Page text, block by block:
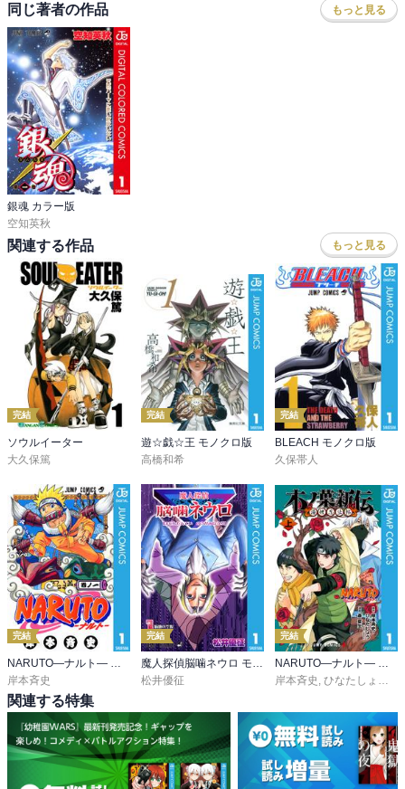
同じ著者の作品 もっと見る
銀魂 カラー版
空知英秋
関連する作品 もっと見る
完結
ソウルイーター
大久保篤
完結
遊☆戯☆王 モノクロ版
高橋和希
完結
BLEACH モノクロ版
久保帯人
完結
NARUTO―ナルト― モノクロ版
岸本斉史
完結
魔人探偵脳噛ネウロ モノクロ版
松井優征
完結
NARUTO―ナルト― 木ノ葉新伝 湯煙忍法帖
岸本斉史 , ひなたしょう
関連する特集